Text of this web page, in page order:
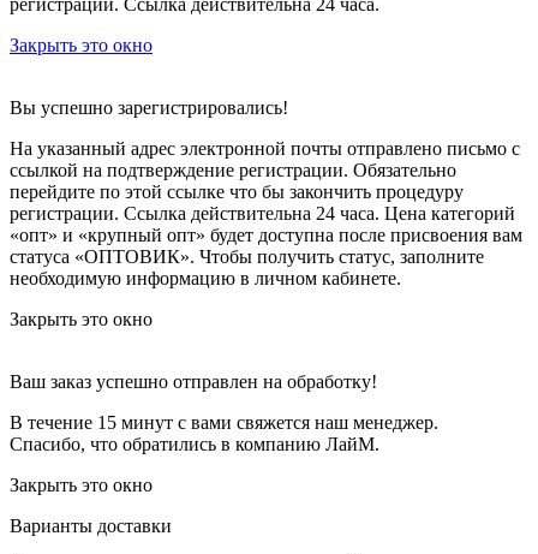
Закрыть это окно
Вы успешно зарегистрировались!
На указанный адрес электронной почты отправлено письмо с
ссылкой на подтверждение регистрации. Обязательно
перейдите по этой ссылке что бы закончить процедуру
регистрации. Ссылка действительна 24 часа. Цена категорий
«опт» и «крупный опт» будет доступна после присвоения вам
статуса «ОПТОВИК». Чтобы получить статус, заполните
необходимую информацию в личном кабинете.
Закрыть это окно
Ваш заказ успешно отправлен на обработку!
В течение 15 минут с вами свяжется наш менеджер.
Спасибо, что обратились в компанию ЛайМ.
Закрыть это окно
Варианты доставки